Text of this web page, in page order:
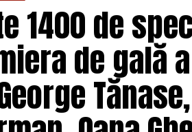
1400 de
de gală a